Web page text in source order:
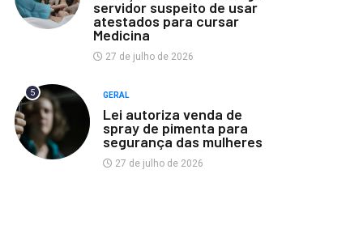
servidor suspeito de usar
atestados para cursar
Medicina
27 de julho de 2026
5 GERAL
Lei autoriza venda de
spray de pimenta para
segurança das mulheres
27 de julho de 2026